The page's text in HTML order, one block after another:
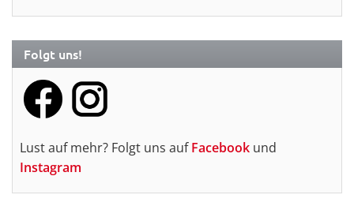
Folgt uns!
Lust auf mehr? Folgt uns aufFacebook und
Instagram